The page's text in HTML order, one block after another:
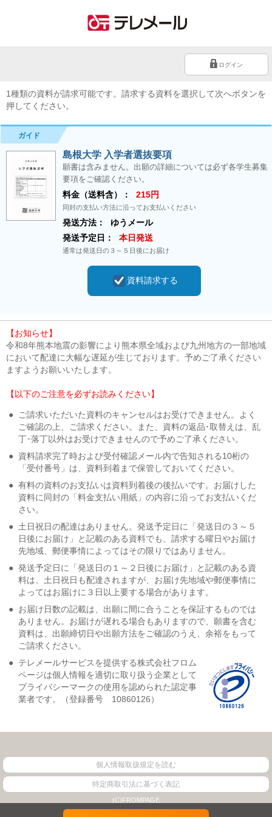
ログイン
1種類の資料が請求可能です。請求する資料を選択して次へボタンを
押してください。
ガイド
島根大学 入学者選抜要項
願書は含みません。出願の詳細については必ず各学生募集
要項をご確認ください。
料金（送料含）： 215円
同封の支払い方法に沿ってお支払いください
発送方法：
ゆうメール
発送予定日：
本日発送
通常は発送日の３～５日後にお届け
資料請求する
【お知らせ】
令和8年熊本地震の影響により熊本県全域および九州地方の一部地域
において配達に大幅な遅延が生じております。予めご了承ください
ますようお願いいたします。
【以下のご注意を必ずお読みください】
●
ご請求いただいた資料のキャンセルはお受けできません。よく
ご確認の上、ご請求ください。また、資料の返品･取替えは、乱
丁･落丁以外はお受けできませんので予めご了承ください。
● 資料請求完了時および受付確認メール内で告知される10桁の
「受付番号」は、資料到着まで保管しておいてください。
● 有料の資料のお支払いは資料到着後の後払いです。お届けした
資料に同封の「料金支払い用紙」の内容に沿ってお支払いくだ
さい。
● 土日祝日の配達はありません。発送予定日に「発送日の３～５
日後にお届け」と記載のある資料でも、請求する曜日やお届け
先地域、郵便事情によってはその限りではありません。
● 発送予定日に「発送日の１～２日後にお届け」と記載のある資
料は、土日祝日も配達されますが、お届け先地域や郵便事情に
よってはお届けに３日以上要する場合があります。
● お届け日数の記載は、出願に間に合うことを保証するものでは
ありません。お届けが遅れる場合もありますので、願書を含む
資料は、出願締切日や出願方法をご確認のうえ、余裕をもって
ご請求ください。
● テレメールサービスを提供する株式会社フロム
ページは個人情報を適切に取り扱う企業として
プライバシーマークの使用を認められた認定事
業者です。（登録番号 10860126）
個人情報取扱規定を読む
特定商取引法に基づく表記
(C)FROMPAGE